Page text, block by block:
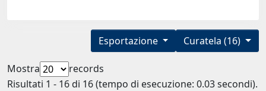
Curatela (16)
Esportazione
Mostra
records
Risultati 1 - 16 di 16 (tempo di esecuzione: 0.03 secondi).